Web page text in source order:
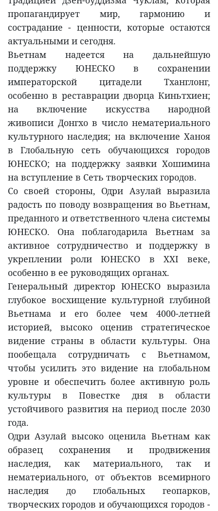
пропагандирует мир, гармонию и
сострадание - ценности, которые остаются
актуальными и сегодня.
Вьетнам надеется на дальнейшую
поддержку ЮНЕСКО в сохранении
императорской цитадели Тханглонг,
особенно в реставрации дворца Киньтхиен;
на включение искусства народной
живописи Донгхо в число нематериального
культурного наследия; на включение Ханоя
в Глобальную сеть обучающихся городов
ЮНЕСКО; на поддержку заявки Хошимина
на вступление в Сеть творческих городов.
Со своей стороны, Одри Азулай выразила
радость по поводу возвращения во Вьетнам,
преданного и ответственного члена системы
ЮНЕСКО. Она поблагодарила Вьетнам за
активное сотрудничество и поддержку в
укреплении роли ЮНЕСКО в XXI веке,
особенно в ее руководящих органах.
Генеральный директор ЮНЕСКО выразила
глубокое восхищение культурной глубиной
Вьетнама и его более чем 4000-летней
историей, высоко оценив стратегическое
видение страны в области культуры. Она
пообещала сотрудничать с Вьетнамом,
чтобы усилить это видение на глобальном
уровне и обеспечить более активную роль
культуры в Повестке дня в области
устойчивого развития на период после 2030
года.
Одри Азулай высоко оценила Вьетнам как
образец сохранения и продвижения
наследия, как материального, так и
нематериального, от объектов всемирного
наследия до глобальных геопарков,
творческих городов и обучающихся городов -